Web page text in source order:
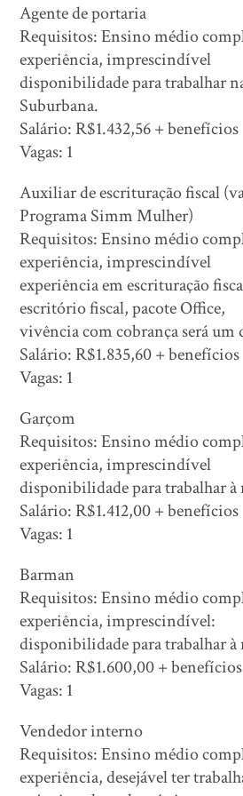
Agente de portaria
Requisitos: Ensino médio
experiência, imprescindível
disponibilidade para trabalhar
Suburbana.
Salário: R$1.432,56 + benefícios
Vagas: 1
Auxiliar de escrituração fiscal
Programa Simm Mulher)
Requisitos: Ensino médio
experiência, imprescindível
experiência em escrituração
escritório fiscal, pacote Office,
vivência com cobrança será um
Salário: R$1.835,60 + benefícios
Vagas: 1
Garçom
Requisitos: Ensino médio
experiência, imprescindível
disponibilidade para trabalhar à
Salário: R$1.412,00 + benefícios
Vagas: 1
Barman
Requisitos: Ensino médio
experiência, imprescindível:
disponibilidade para trabalhar à
Salário: R$1.600,00 + benefícios
Vagas: 1
Vendedor interno
Requisitos: Ensino médio
experiência, desejável ter